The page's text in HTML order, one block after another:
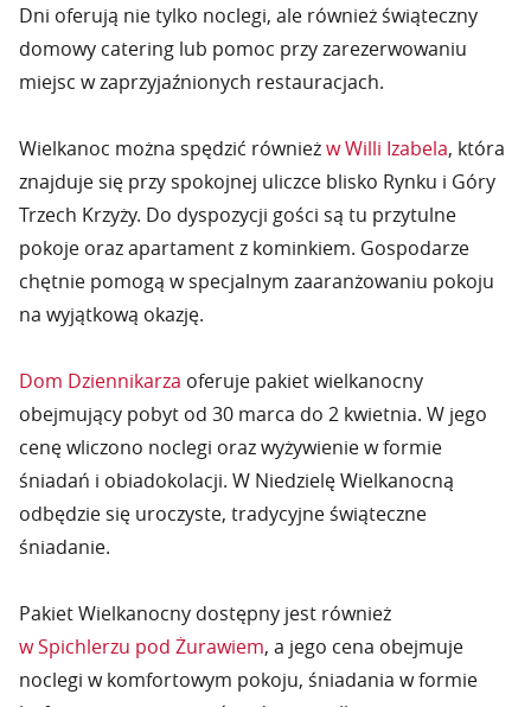
Dni oferują nie tylko noclegi, ale również świąteczny
domowy catering lub pomoc przy zarezerwowaniu
miejsc w zaprzyjaźnionych restauracjach.
Wielkanoc można spędzić równieżw Willi Izabela, która
znajduje się przy spokojnej uliczce blisko Rynku i Góry
Trzech Krzyży. Do dyspozycji gości są tu przytulne
pokoje oraz apartament z kominkiem. Gospodarze
chętnie pomogą w specjalnym zaaranżowaniu pokoju
na wyjątkową okazję.
Dom Dziennikarza oferuje pakiet wielkanocny
obejmujący pobyt od 30 marca do 2 kwietnia. W jego
cenę wliczono noclegi oraz wyżywienie w formie
śniadań i obiadokolacji. W Niedzielę Wielkanocną
odbędzie się uroczyste, tradycyjne świąteczne
śniadanie.
Pakiet Wielkanocny dostępny jest również
w Spichlerzu pod Żurawiem, a jego cena obejmuje
noclegi w komfortowym pokoju, śniadania w formie